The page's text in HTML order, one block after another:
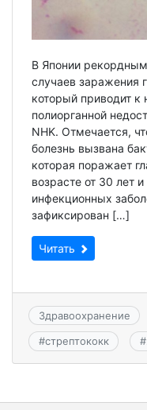
В Японии
случаев заражения
который приводит к
полиорганной
NHK. Отмечается,
болезнь вызвана
которая поражает
возрасте от 30 лет
инфекционных
зафиксирован […]
Читать
Здравоохранение
#стрептококк #